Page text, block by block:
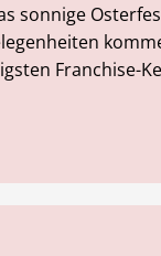
sonnige
Franchise-